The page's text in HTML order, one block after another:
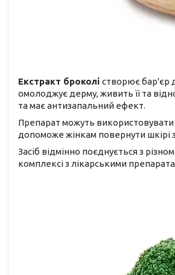
Екстракт броколі створює бар'єр
омолоджує дерму, живить її та
та має антизапальний ефект.
Препарат можуть використовувати
допоможе жінкам повернути шкірі
Засіб відмінно поєднується з
комплексі з лікарськими